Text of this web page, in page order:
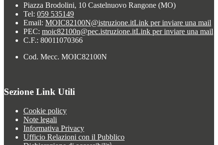
Piazza Brodolini, 10 Castelnuovo Rangone (MO)
Tel: 059 535149
Email: MOIC82100N@istruzione.itLink per inviare una mail
PEC: moic82100n@pec.istruzione.itLink per inviare una mail
C.F.: 80011070366
Cod. Mecc. MOIC82100N
Sezione Link Utili
Cookie policy
Note legali
Informativa Privacy
Ufficio Relazioni con il Pubblico